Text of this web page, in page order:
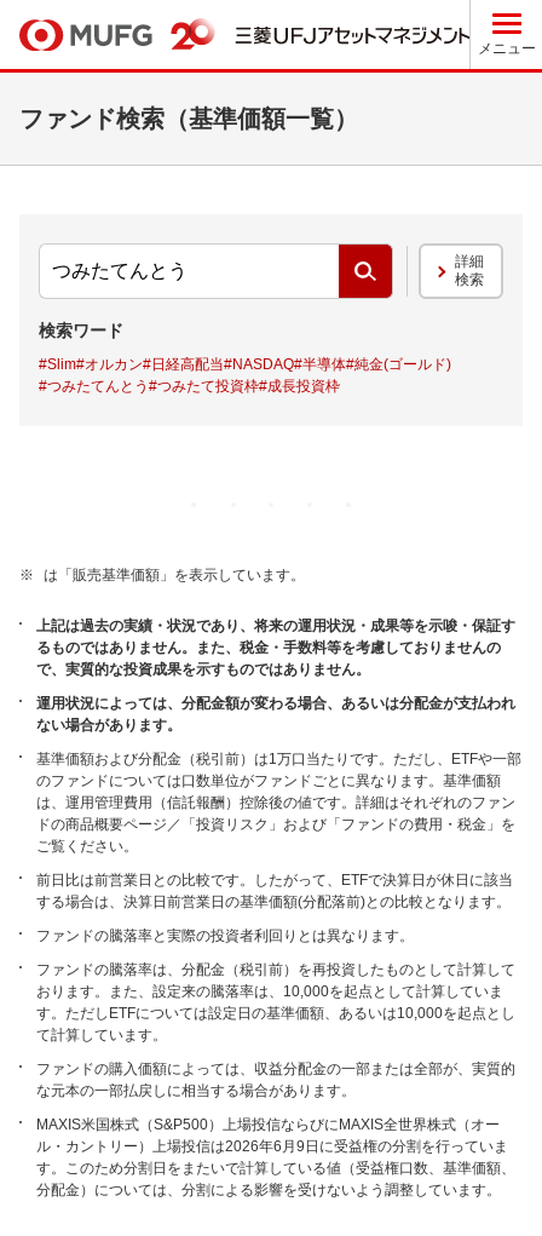
メニュー
ファンド検索（基準価額一覧）
索
詳細
検索
検索ワード
#Slim#オルカン#日経高配当#NASDAQ#半導体#純金(ゴールド)
#つみたてんとう #つみたて投資枠#成長投資枠
※ は「販売基準価額」を表示しています。
上記は過去の実績・状況であり、将来の運用状況・成果等を示唆・保証す
るものではありません。また、税金・手数料等を考慮しておりませんの
で、実質的な投資成果を示すものではありません。
運用状況によっては、分配金額が変わる場合、あるいは分配金が支払われ
ない場合があります。
基準価額および分配金（税引前）は1万口当たりです。ただし、ETFや一部
のファンドについては口数単位がファンドごとに異なります。基準価額
は、運用管理費用（信託報酬）控除後の値です。詳細はそれぞれのファン
ドの商品概要ページ／「投資リスク」および「ファンドの費用・税金」を
ご覧ください。
前日比は前営業日との比較です。したがって、ETFで決算日が休日に該当
する場合は、決算日前営業日の基準価額(分配落前)との比較となります。
ファンドの騰落率と実際の投資者利回りとは異なります。
ファンドの騰落率は、分配金（税引前）を再投資したものとして計算して
おります。また、設定来の騰落率は、10,000を起点として計算していま
す。ただしETFについては設定日の基準価額、あるいは10,000を起点とし
て計算しています。
ファンドの購入価額によっては、収益分配金の一部または全部が、実質的
な元本の一部払戻しに相当する場合があります。
MAXIS米国株式（S&P500）上場投信ならびにMAXIS全世界株式（オー
ル・カントリー）上場投信は2026年6月9日に受益権の分割を行っていま
す。このため分割日をまたいで計算している値（受益権口数、基準価額、
分配金）については、分割による影響を受けないよう調整しています。